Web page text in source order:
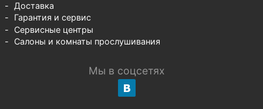
Доставка
Гарантия и сервис
Сервисные центры
Салоны и комнаты прослушивания
Мы в соцсетях